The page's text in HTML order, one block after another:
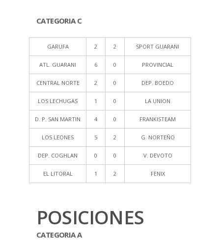
CATEGORIA C
GARUFA 2 2 SPORT GUARANI
ATL. GUARANI 6 0 PROVINCIAL
CENTRAL NORTE 2 0 DEP. BOEDO
LOS LECHUGAS 1 0 LA UNION
D. P. SAN MARTIN 4 0 FRANKISTEAM
LOS LEONES 5 2 G. NORTEÑO
DEP. COGHLAN 0 0 V. DEVOTO
EL LITORAL 1 2 FENIX
POSICIONES
CATEGORIA A